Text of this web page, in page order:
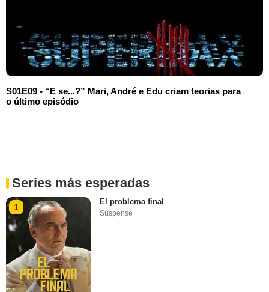
S01E09 - “E se...?” Mari, André e Edu criam teorias para
o último episódio
Series más esperadas
1
El problema final
Suspense